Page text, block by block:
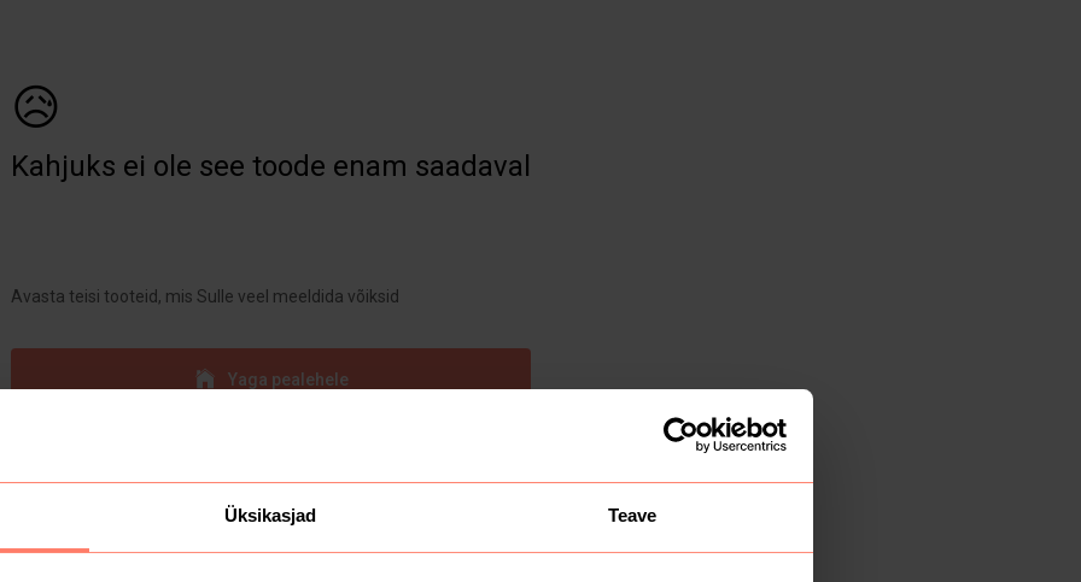
Üksikasjad Teave
😥
Kahjuks ei ole see toode enam saadaval
Avasta teisi tooteid, mis Sulle veel meeldida võiksid
Yaga pealehele